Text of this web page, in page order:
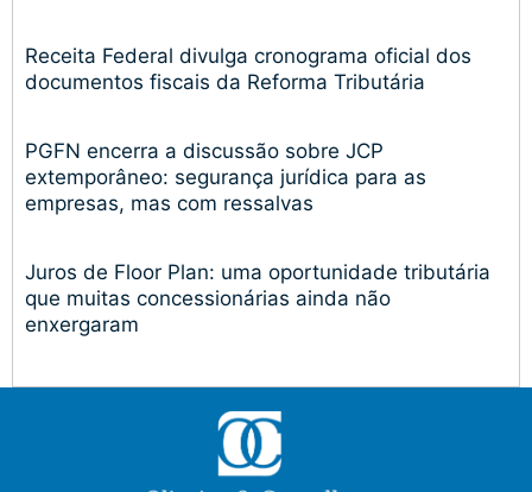
Receita Federal divulga cronograma oficial dos
documentos fiscais da Reforma Tributária
PGFN encerra a discussão sobre JCP
extemporâneo: segurança jurídica para as
empresas, mas com ressalvas
Juros de Floor Plan: uma oportunidade tributária
que muitas concessionárias ainda não
enxergaram